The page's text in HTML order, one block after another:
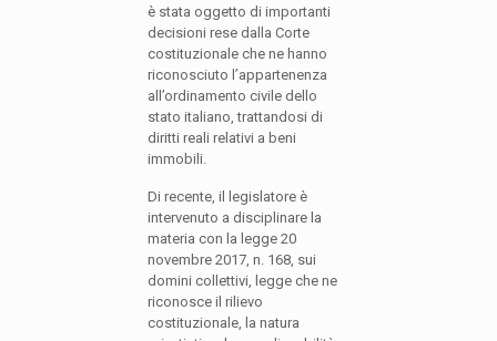
è stata oggetto di importanti
decisioni rese dalla Corte
costituzionale che ne hanno
riconosciuto l’appartenenza
all’ordinamento civile dello
stato italiano, trattandosi di
diritti reali relativi a beni
immobili.
Di recente, il legislatore è
intervenuto a disciplinare la
materia con la legge 20
novembre 2017, n. 168, sui
domini collettivi, legge che ne
riconosce il rilievo
costituzionale, la natura